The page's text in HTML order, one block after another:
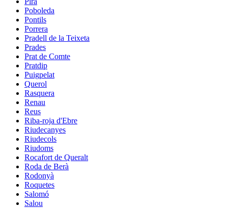
Poboleda
Pontils
Porrera
Pradell de la Teixeta
Prades
Prat de Comte
Pratdip
Puigpelat
Querol
Rasquera
Renau
Reus
Riba-roja d'Ebre
Riudecanyes
Riudecols
Riudoms
Rocafort de Queralt
Roda de Berà
Rodonyà
Roquetes
Salomó
Salou